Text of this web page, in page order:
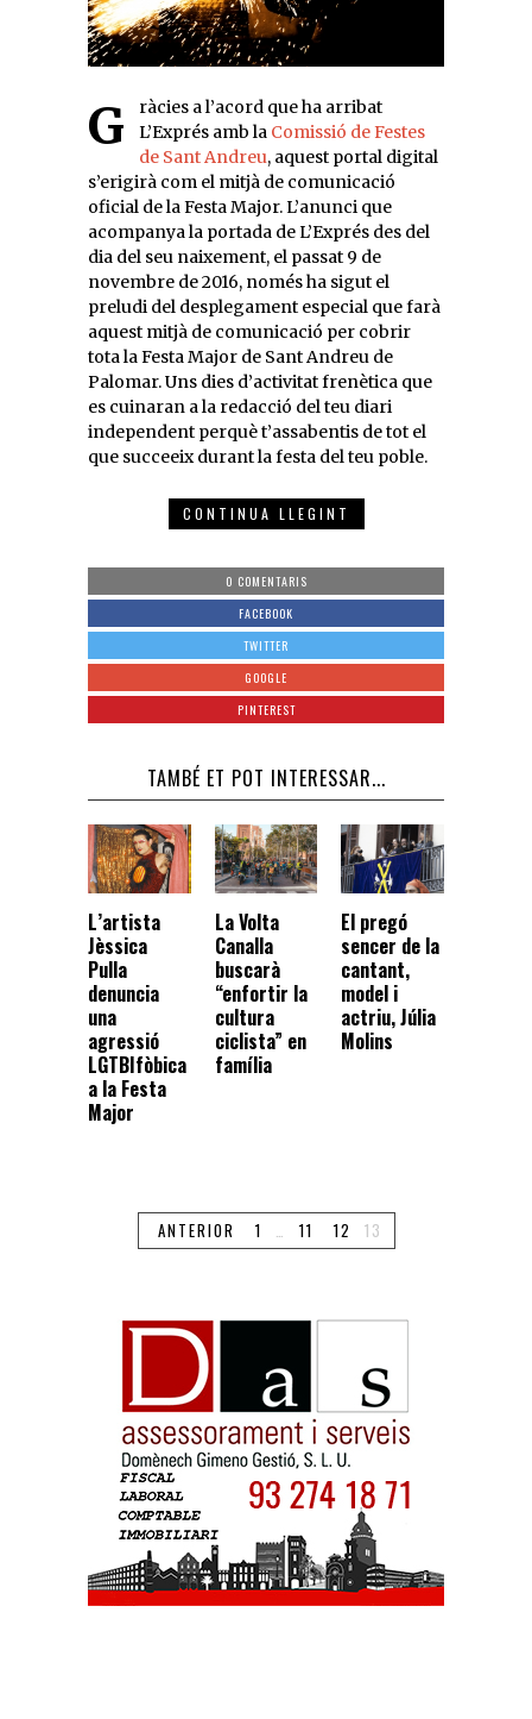
Gràcies a l’acord que ha arribat L’Exprés amb la Comissió de Festes
de Sant Andreu, aquest portal digital
s’erigirà com el mitjà de comunicació
oficial de la Festa Major. L’anunci que
acompanya la portada de L’Exprés des del
dia del seu naixement, el passat 9 de
novembre de 2016, només ha sigut el
preludi del desplegament especial que farà
aquest mitjà de comunicació per cobrir
tota la Festa Major de Sant Andreu de
Palomar. Uns dies d’activitat frenètica que
es cuinaran a la redacció del teu diari
independent perquè t’assabentis de tot el
que succeeix durant la festa del teu poble.
CONTINUA LLEGINT
0 COMENTARIS
FACEBOOK
TWITTER
GOOGLE
PINTEREST
TAMBÉ ET POT INTERESSAR...
L’artista
Jèssica
Pulla
denuncia
una
agressió
LGTBIfòbica
a la Festa
Major
La Volta
Canalla
buscarà
“enfortir la
cultura
ciclista” en
família
El pregó
sencer de la
cantant,
model i
actriu, Júlia
Molins
ANTERIOR 1 11 12 13